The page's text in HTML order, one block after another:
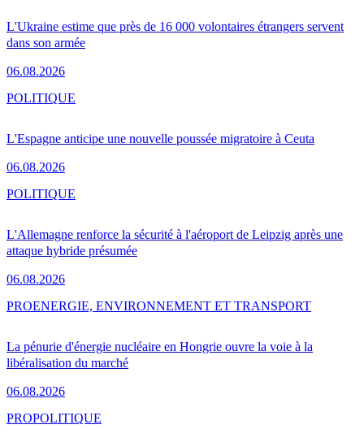
L'Ukraine estime que près de 16 000 volontaires étrangers servent
dans son armée
06.08.2026
L'Espagne anticipe une nouvelle poussée migratoire à Ceuta
06.08.2026
POLITIQUE
L'Allemagne renforce la sécurité à l'aéroport de Leipzig après une
attaque hybride présumée
06.08.2026
POLITIQUE
La pénurie d'énergie nucléaire en Hongrie ouvre la voie à la
libéralisation du marché
06.08.2026
PROENERGIE, ENVIRONNEMENT ET TRANSPORT
PROPOLITIQUE